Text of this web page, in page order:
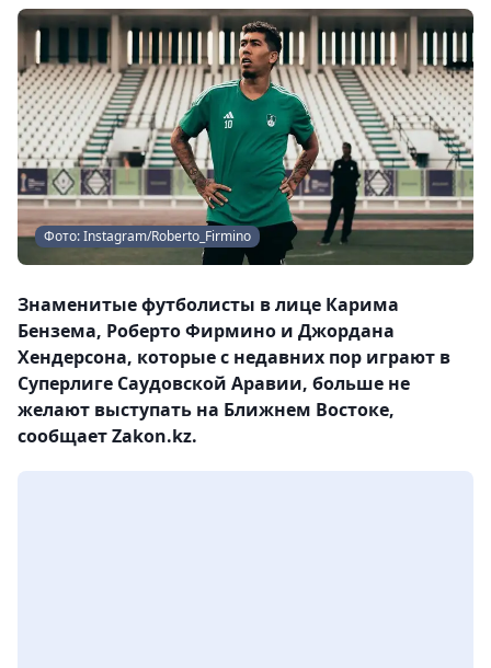
Фото: Instagram/Roberto_Firmino
Знаменитые футболисты в лице Карима
Бензема, Роберто Фирмино и Джордана
Хендерсона, которые с недавних пор играют в
Суперлиге Саудовской Аравии, больше не
желают выступать на Ближнем Востоке,
сообщает Zakon.kz.